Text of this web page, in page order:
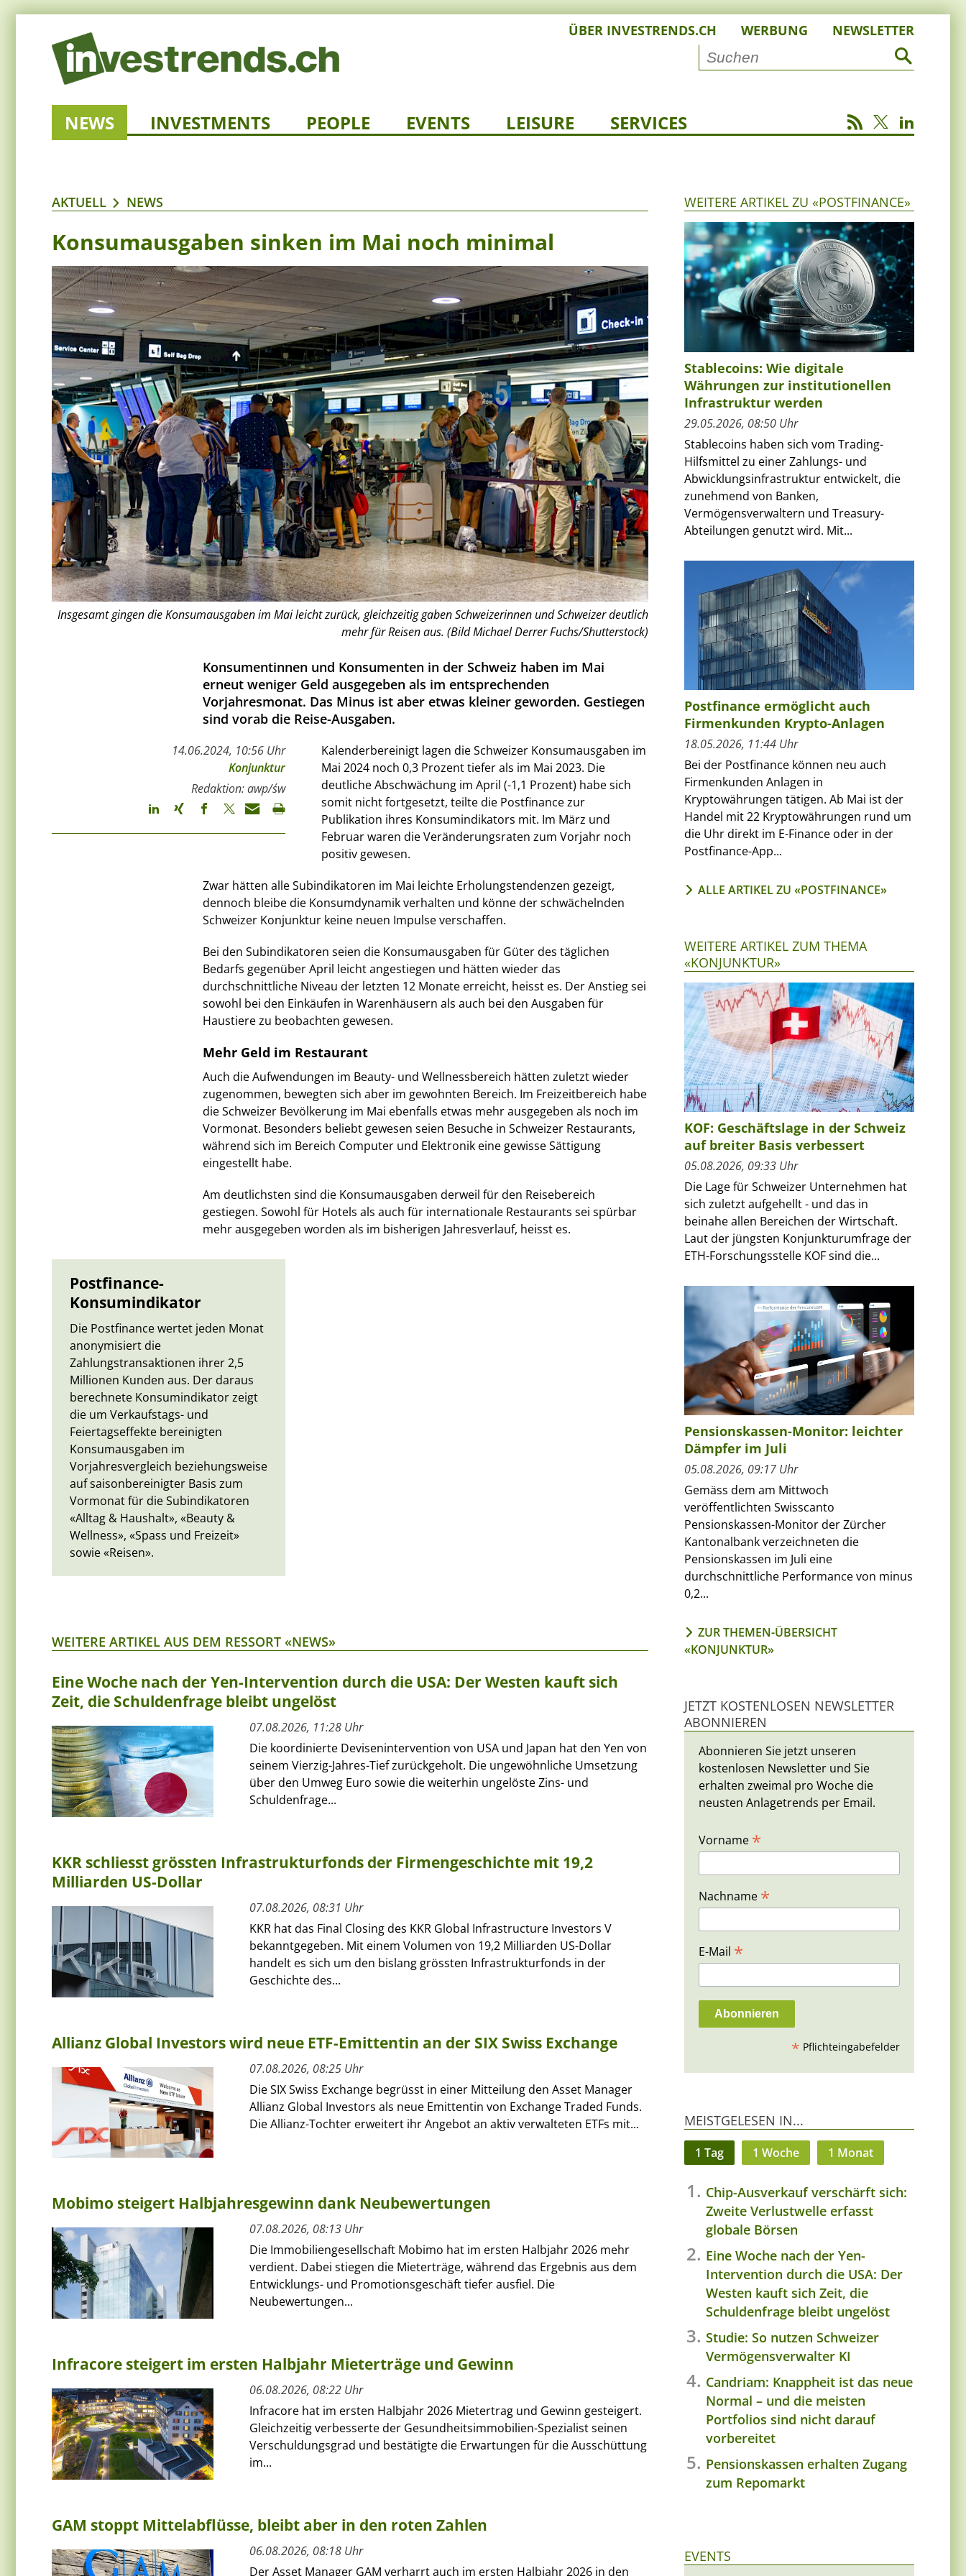
ÜBER INVESTRENDS.CH WERBUNG NEWSLETTER
NEWS INVESTMENTS PEOPLE EVENTS LEISURE SERVICES
AKTUELL NEWS
Konsumausgaben sinken im Mai noch minimal
Insgesamt gingen die Konsumausgaben im Mai leicht zurück, gleichzeitig gaben Schweizerinnen und Schweizer deutlich
mehr für Reisen aus. (Bild Michael Derrer Fuchs/Shutterstock)
Konsumentinnen und Konsumenten in der Schweiz haben im Mai
erneut weniger Geld ausgegeben als im entsprechenden
Vorjahresmonat. Das Minus ist aber etwas kleiner geworden. Gestiegen
sind vorab die Reise-Ausgaben.
14.06.2024, 10:56 Uhr
Konjunktur
Redaktion: awp/św
Kalenderbereinigt lagen die Schweizer Konsumausgaben im
Mai 2024 noch 0,3 Prozent tiefer als im Mai 2023. Die
deutliche Abschwächung im April (-1,1 Prozent) habe sich
somit nicht fortgesetzt, teilte die Postfinance zur
Publikation ihres Konsumindikators mit. Im März und
Februar waren die Veränderungsraten zum Vorjahr noch
positiv gewesen.
Zwar hätten alle Subindikatoren im Mai leichte Erholungstendenzen gezeigt,
dennoch bleibe die Konsumdynamik verhalten und könne der schwächelnden
Schweizer Konjunktur keine neuen Impulse verschaffen.
Bei den Subindikatoren seien die Konsumausgaben für Güter des täglichen
Bedarfs gegenüber April leicht angestiegen und hätten wieder das
durchschnittliche Niveau der letzten 12 Monate erreicht, heisst es. Der Anstieg sei
sowohl bei den Einkäufen in Warenhäusern als auch bei den Ausgaben für
Haustiere zu beobachten gewesen.
Mehr Geld im Restaurant
Auch die Aufwendungen im Beauty- und Wellnessbereich hätten zuletzt wieder
zugenommen, bewegten sich aber im gewohnten Bereich. Im Freizeitbereich habe
die Schweizer Bevölkerung im Mai ebenfalls etwas mehr ausgegeben als noch im
Vormonat. Besonders beliebt gewesen seien Besuche in Schweizer Restaurants,
während sich im Bereich Computer und Elektronik eine gewisse Sättigung
eingestellt habe.
Am deutlichsten sind die Konsumausgaben derweil für den Reisebereich
gestiegen. Sowohl für Hotels als auch für internationale Restaurants sei spürbar
mehr ausgegeben worden als im bisherigen Jahresverlauf, heisst es.
Postfinance-
Konsumindikator
Die Postfinance wertet jeden Monat
anonymisiert die
Zahlungstransaktionen ihrer 2,5
Millionen Kunden aus. Der daraus
berechnete Konsumindikator zeigt
die um Verkaufstags- und
Feiertagseffekte bereinigten
Konsumausgaben im
Vorjahresvergleich beziehungsweise
auf saisonbereinigter Basis zum
Vormonat für die Subindikatoren
«Alltag & Haushalt», «Beauty &
Wellness», «Spass und Freizeit»
sowie «Reisen».
WEITERE ARTIKEL AUS DEM RESSORT «NEWS»
Eine Woche nach der Yen-Intervention durch die USA: Der Westen kauft sich
Zeit, die Schuldenfrage bleibt ungelöst
07.08.2026, 11:28 Uhr
Die koordinierte Devisenintervention von USA und Japan hat den Yen von
seinem Vierzig-Jahres-Tief zurückgeholt. Die ungewöhnliche Umsetzung
über den Umweg Euro sowie die weiterhin ungelöste Zins- und
Schuldenfrage...
KKR schliesst grössten Infrastrukturfonds der Firmengeschichte mit 19,2
Milliarden US-Dollar
07.08.2026, 08:31 Uhr
KKR hat das Final Closing des KKR Global Infrastructure Investors V
bekanntgegeben. Mit einem Volumen von 19,2 Milliarden US-Dollar
handelt es sich um den bislang grössten Infrastrukturfonds in der
Geschichte des...
Allianz Global Investors wird neue ETF-Emittentin an der SIX Swiss Exchange
07.08.2026, 08:25 Uhr
Die SIX Swiss Exchange begrüsst in einer Mitteilung den Asset Manager
Allianz Global Investors als neue Emittentin von Exchange Traded Funds.
Die Allianz-Tochter erweitert ihr Angebot an aktiv verwalteten ETFs mit...
Mobimo steigert Halbjahresgewinn dank Neubewertungen
07.08.2026, 08:13 Uhr
Die Immobiliengesellschaft Mobimo hat im ersten Halbjahr 2026 mehr
verdient. Dabei stiegen die Mieterträge, während das Ergebnis aus dem
Entwicklungs- und Promotionsgeschäft tiefer ausfiel. Die
Neubewertungen...
Infracore steigert im ersten Halbjahr Mieterträge und Gewinn
06.08.2026, 08:22 Uhr
Infracore hat im ersten Halbjahr 2026 Mietertrag und Gewinn gesteigert.
Gleichzeitig verbesserte der Gesundheitsimmobilien-Spezialist seinen
Verschuldungsgrad und bestätigte die Erwartungen für die Ausschüttung
im...
GAM stoppt Mittelabflüsse, bleibt aber in den roten Zahlen
06.08.2026, 08:18 Uhr
Der Asset Manager GAM verharrt auch im ersten Halbjahr 2026 in den
WEITERE ARTIKEL ZU «POSTFINANCE»
Stablecoins: Wie digitale
Währungen zur institutionellen
Infrastruktur werden
29.05.2026, 08:50 Uhr
Stablecoins haben sich vom Trading-
Hilfsmittel zu einer Zahlungs- und
Abwicklungsinfrastruktur entwickelt, die
zunehmend von Banken,
Vermögensverwaltern und Treasury-
Abteilungen genutzt wird. Mit...
Postfinance ermöglicht auch
Firmenkunden Krypto-Anlagen
18.05.2026, 11:44 Uhr
Bei der Postfinance können neu auch
Firmenkunden Anlagen in
Kryptowährungen tätigen. Ab Mai ist der
Handel mit 22 Kryptowährungen rund um
die Uhr direkt im E-Finance oder in der
Postfinance-App...
ALLE ARTIKEL ZU «POSTFINANCE»
WEITERE ARTIKEL ZUM THEMA
«KONJUNKTUR»
KOF: Geschäftslage in der Schweiz
auf breiter Basis verbessert
05.08.2026, 09:33 Uhr
Die Lage für Schweizer Unternehmen hat
sich zuletzt aufgehellt - und das in
beinahe allen Bereichen der Wirtschaft.
Laut der jüngsten Konjunkturumfrage der
ETH-Forschungsstelle KOF sind die...
Pensionskassen-Monitor: leichter
Dämpfer im Juli
05.08.2026, 09:17 Uhr
Gemäss dem am Mittwoch
veröffentlichten Swisscanto
Pensionskassen-Monitor der Zürcher
Kantonalbank verzeichneten die
Pensionskassen im Juli eine
durchschnittliche Performance von minus
0,2...
ZUR THEMEN-ÜBERSICHT
«KONJUNKTUR»
JETZT KOSTENLOSEN NEWSLETTER
ABONNIEREN
Abonnieren Sie jetzt unseren
kostenlosen Newsletter und Sie
erhalten zweimal pro Woche die
neusten Anlagetrends per Email.
Vorname *
Nachname *
E-Mail *
* Pflichteingabefelder
MEISTGELESEN IN...
1 Tag 1 Woche 1 Monat
Chip-Ausverkauf verschärft sich:
Zweite Verlustwelle erfasst
globale Börsen
Eine Woche nach der Yen-
Intervention durch die USA: Der
Westen kauft sich Zeit, die
Schuldenfrage bleibt ungelöst
Studie: So nutzen Schweizer
Vermögensverwalter KI
Candriam: Knappheit ist das neue
Normal – und die meisten
Portfolios sind nicht darauf
vorbereitet
Pensionskassen erhalten Zugang
zum Repomarkt
EVENTS